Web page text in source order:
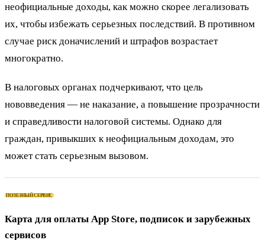
неофициальные доходы, как можно скорее легализовать
их, чтобы избежать серьезных последствий. В противном
случае риск доначислений и штрафов возрастает
многократно.
В налоговых органах подчеркивают, что цель
нововведения — не наказание, а повышение прозрачности
и справедливости налоговой системы. Однако для
граждан, привыкших к неофициальным доходам, это
может стать серьезным вызовом.
ПОЛЕЗНЫЙ СЕРВИС
Карта для оплаты App Store, подписок и зарубежных
сервисов